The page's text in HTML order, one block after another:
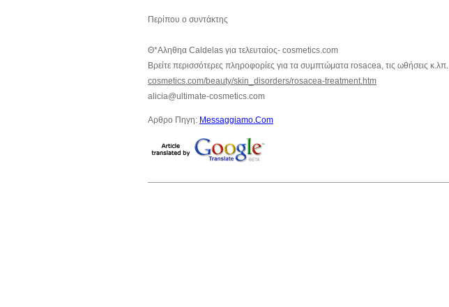
Περίπου ο συντάκτης
Θ*Αληθηα Caldelas για τελευταίος- cosmetics.com
Βρείτε περισσότερες πληροφορίες για τα συμπτώματα rosacea, τις ωθήσεις κ.λπ.
cosmetics.com/beauty/skin_disorders/rosacea-treatment.htm
alicia@ultimate-cosmetics.com
Αρθρο Πηγη: Messaggiamo.Com